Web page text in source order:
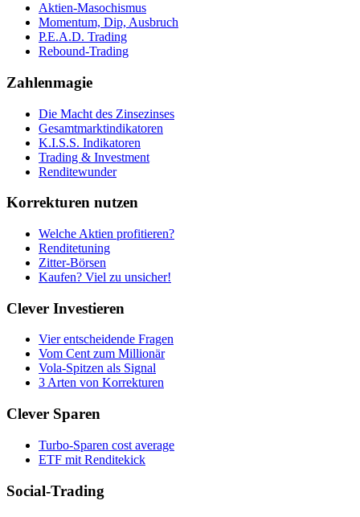
Aktien-Masochismus
Momentum, Dip, Ausbruch
P.E.A.D. Trading
Rebound-Trading
Zahlenmagie
Die Macht des Zinsezinses
Gesamtmarktindikatoren
K.I.S.S. Indikatoren
Trading & Investment
Renditewunder
Korrekturen nutzen
Welche Aktien profitieren?
Renditetuning
Zitter-Börsen
Kaufen? Viel zu unsicher!
Clever Investieren
Vier entscheidende Fragen
Vom Cent zum Millionär
Vola-Spitzen als Signal
3 Arten von Korrekturen
Clever Sparen
Turbo-Sparen cost average
ETF mit Renditekick
Social-Trading